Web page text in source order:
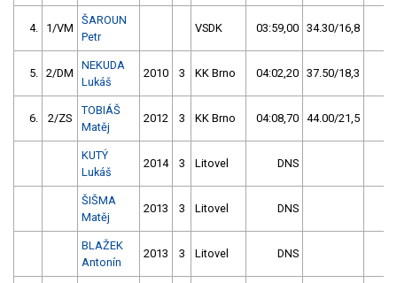
4. 1/VM
ŠAROUN
Petr
VSDK 03:59,00 34.30/16,8
5. 2/DM
NEKUDA
Lukáš
2010 3 KK Brno 04:02,20 37.50/18,3
6. 2/ZS
TOBIÁŠ
Matěj
2012 3 KK Brno 04:08,70 44.00/21,5
KUTÝ
Lukáš
2014 3 Litovel DNS
ŠIŠMA
Matěj
2013 3 Litovel DNS
BLAŽEK
Antonín
2013 3 Litovel DNS